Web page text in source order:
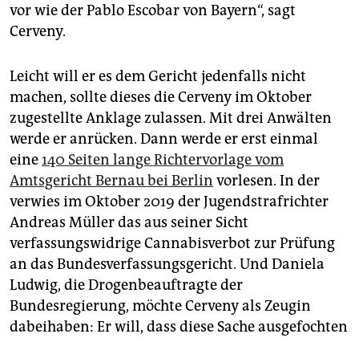
vor wie der Pablo Escobar von Bayern“, sagt
Cerveny.
Leicht will er es dem Gericht jedenfalls nicht
machen, sollte dieses die Cerveny im Oktober
zugestellte Anklage zulassen. Mit drei Anwälten
werde er anrücken. Dann werde er erst einmal
eine140 Seiten lange Richtervorlage vom
Amtsgericht Bernau bei Berlin vorlesen. In der
verwies im Oktober 2019 der Jugendstrafrichter
Andreas Müller das aus seiner Sicht
verfassungswidrige Cannabisverbot zur Prüfung
an das Bundesverfassungsgericht. Und Danie­la
Ludwig, die Drogenbeauftragte der
Bundesregierung, möchte Cerveny als Zeugin
dabeihaben: Er will, dass diese Sache ausgefochten